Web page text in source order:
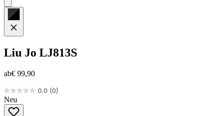
Liu Jo LJ813S
ab€ 99,90
0.0 (0)
0.0
von
Neu